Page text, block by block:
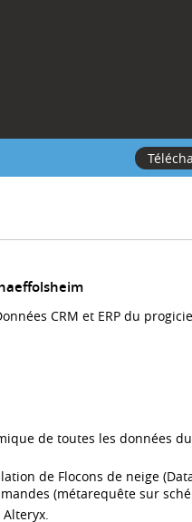
CRM et ERP du
de toutes les données du
de Flocons de neige
(métarequête sur